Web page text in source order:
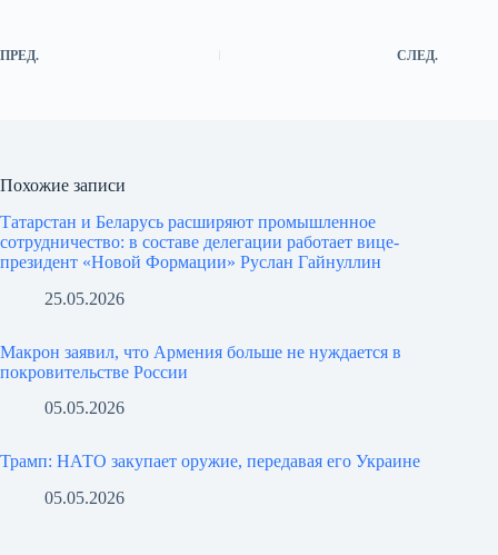
ПРЕД. СЛЕД.
Похожие записи
Татарстан и Беларусь расширяют промышленное
сотрудничество: в составе делегации работает вице-
президент «Новой Формации» Руслан Гайнуллин
25.05.2026
Макрон заявил, что Армения больше не нуждается в
покровительстве России
05.05.2026
Трамп: НАТО закупает оружие, передавая его Украине
05.05.2026